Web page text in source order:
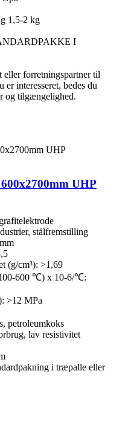
1,5-2 kg
I
eller forretningspartner til
interesseret, bedes du
og tilgængelighed.
UHP
stålfremstilling
(g/cm³): >1,69
600 ℃) x 10-6/℃:
>12 MPa
petroleumkoks
lav resistivitet
i træpalle eller